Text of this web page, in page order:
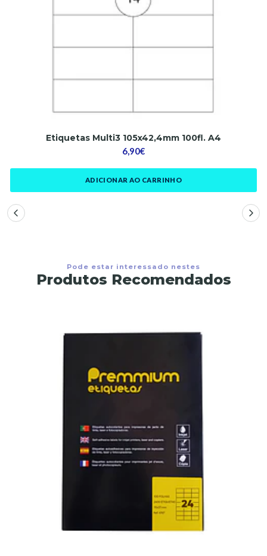
Etiquetas Multi3 105x42,4mm 100fl. A4
6,90€
ADICIONAR AO CARRINHO
Pode estar interessado nestes
Produtos Recomendados